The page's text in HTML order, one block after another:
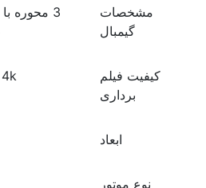
مشخصات
گیمبال
کیفیت فیلم
برداری
4k . دارای دو عدد دوربین
ابعاد
نوع موتور